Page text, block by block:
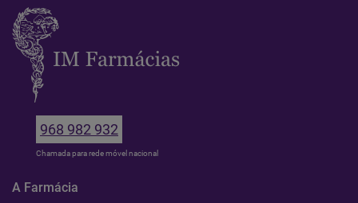
968 982 932
Chamada para rede móvel nacional
A Farmácia